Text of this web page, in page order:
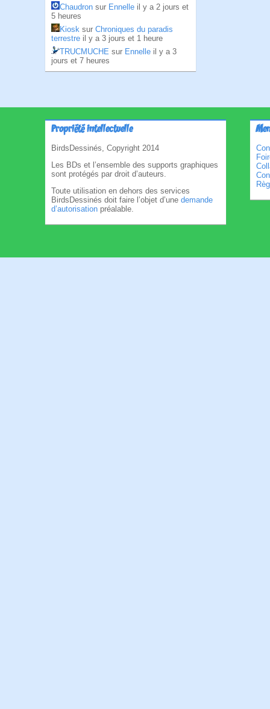
Chaudron sur Ennelle il y a 2 jours et
5 heures
Kiosk sur Chroniques du paradis
terrestre il y a 3 jours et 1 heure
TRUCMUCHE sur Ennelle il y a 3
jours et 7 heures
Propriété intellectuelle
BirdsDessinés, Copyright 2014
Les BDs et l’ensemble des supports graphiques
sont protégés par droit d’auteurs.
Toute utilisation en dehors des services
BirdsDessinés doit faire l’objet d’une demande
d’autorisation préalable.